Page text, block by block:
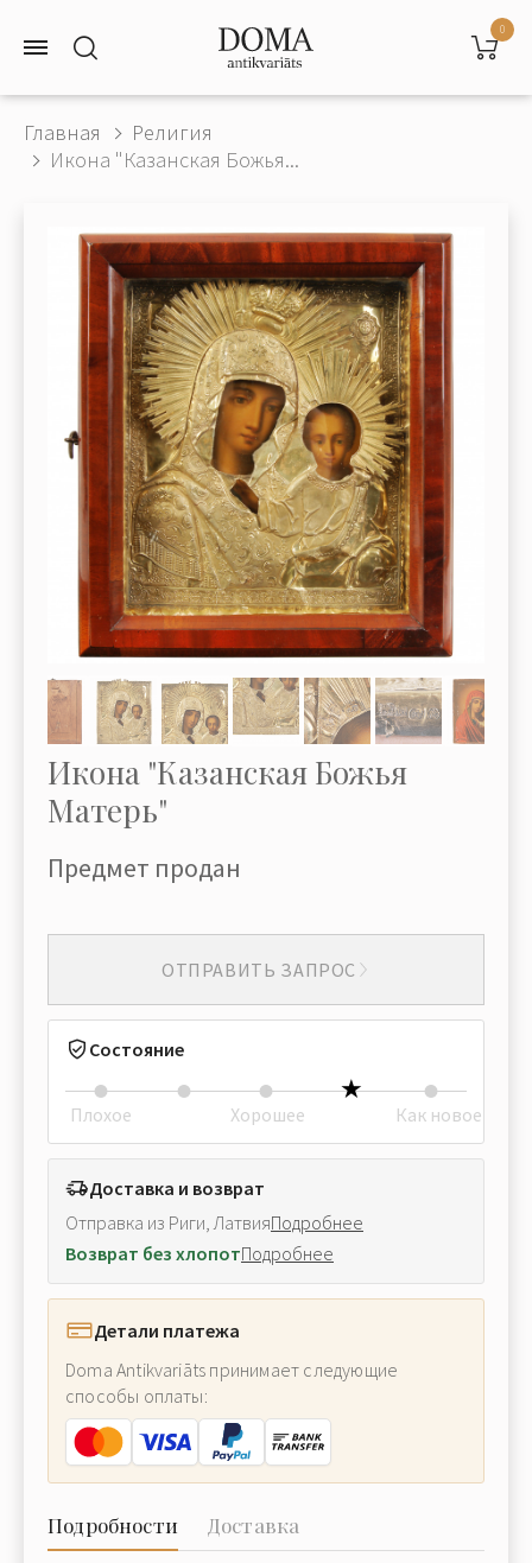
0
Главная
Религия
Икона "Казанская Божья...
Икона "Казанская Божья
Матерь"
Предмет продан
ОТПРАВИТЬ ЗАПРОС
Состояние
Плохое Хорошее Как новое
Доставка и возврат
Отправка из Риги, ЛатвияПодробнее
Возврат без хлопотПодробнее
Детали платежа
Doma Antikvariāts принимает следующие
способы оплаты:
Подробности Доставка